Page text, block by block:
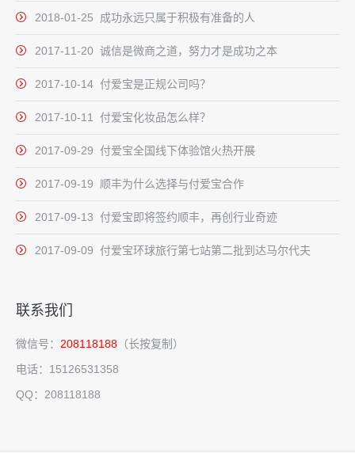
2018-01-25 成功永远只属于积极有准备的人
2017-11-20 诚信是微商之道，努力才是成功之本
2017-10-14 付爱宝是正规公司吗？
2017-10-11 付爱宝化妆品怎么样？
2017-09-29 付爱宝全国线下体验馆火热开展
2017-09-19 顺丰为什么选择与付爱宝合作
2017-09-13 付爱宝即将签约顺丰，再创行业奇迹
2017-09-09 付爱宝环球旅行第七站第二批到达马尔代夫
联系我们
微信号： 208118188 （长按复制）
电话：15126531358
QQ：208118188